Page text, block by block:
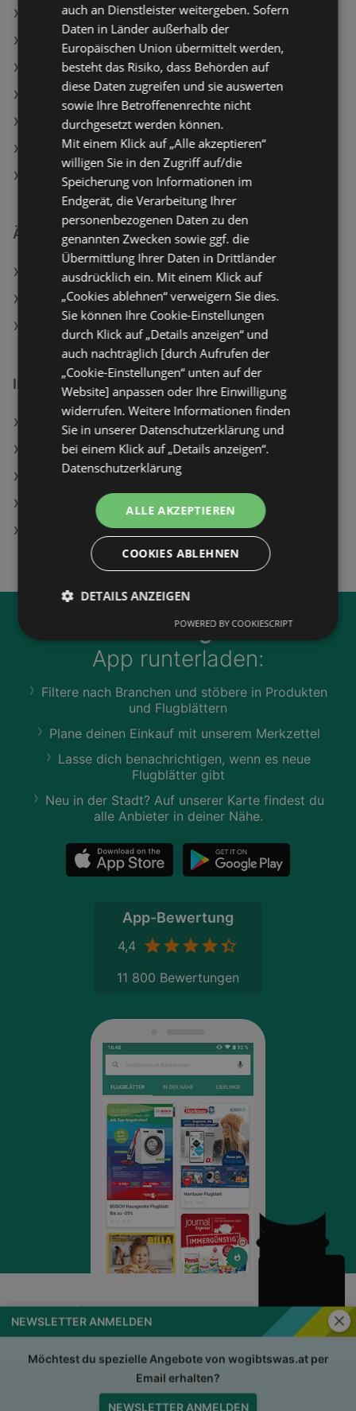
NEWSLETTER ANMELDEN
Email erhalten?
NEWSLETTER ANMELDEN
essence Nagellack Gel 15 Orange U Cute
BIPA Angebote
Müller Angebote
Aktuelle Müller Flugblätter
Aktuelle BIPA Flugblätter
Aktuelle dm Flugblätter
Apotheke Filialen in Bregenz
Ähnliche Händler
dm Angebote
BIPA Angebote
Müller Angebote
Interessantes auf wogibtswas.at
Lagerhaus in Gföhl
Flow Victory Angebote
Emotionen Angebote
Bose QuietComfort Kopfhörer, Petal Pink
Schärdinger Pizzakäse
wogibtswas.at
App runterladen:
Filtere nach Branchen und stöbere in Produkten
und Flugblättern
Plane deinen Einkauf mit unserem Merkzettel
Lasse dich benachrichtigen, wenn es neue
Flugblätter gibt
Neu in der Stadt? Auf unserer Karte findest du
alle Anbieter in deiner Nähe.
App-Bewertung
4,4
11 800 Bewertungen
wogibtswas.at Impressum
Nutzungsbedingungen AGB
Datenschutzerklärung
Jobs
auch an Dienstleister weitergeben. Sofern
Daten in Länder außerhalb der
Europäischen Union übermittelt werden,
besteht das Risiko, dass Behörden auf
diese Daten zugreifen und sie auswerten
sowie Ihre Betroffenenrechte nicht
durchgesetzt werden können.
Mit einem Klick auf „Alle akzeptieren“
willigen Sie in den Zugriff auf/die
Speicherung von Informationen im
Endgerät, die Verarbeitung Ihrer
personenbezogenen Daten zu den
genannten Zwecken sowie ggf. die
Übermittlung Ihrer Daten in Drittländer
ausdrücklich ein. Mit einem Klick auf
„Cookies ablehnen“ verweigern Sie dies.
Sie können Ihre Cookie-Einstellungen
durch Klick auf „Details anzeigen“ und
auch nachträglich [durch Aufrufen der
„Cookie-Einstellungen“ unten auf der
Website] anpassen oder Ihre Einwilligung
widerrufen. Weitere Informationen finden
Sie in unserer Datenschutzerklärung und
bei einem Klick auf „Details anzeigen“.
Datenschutzerklärung
ALLE AKZEPTIEREN
COOKIES ABLEHNEN
DETAILS ANZEIGEN
POWERED BY COOKIESCRIPT